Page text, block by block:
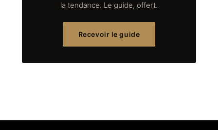
la tendance. Le guide, offert.
Recevoir le guide